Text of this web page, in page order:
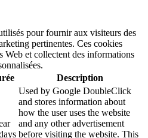
pour fournir aux visiteurs des
pertinentes. Ces cookies
Web et collectent des informations
Description
Used by Google DoubleClick
and stores information about
how the user uses the website
and any other advertisement
before visiting the website. This